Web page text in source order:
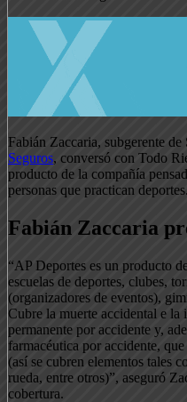
Fabián Zaccaria, subgerente de
Seguros, conversó con Todo
producto de la compañía
personas que practican deportes.
Fabián Zaccaria
“AP Deportes es un producto
escuelas de deportes, clubes,
(organizadores de eventos),
Cubre la muerte accidental e
permanente por accidente y,
farmacéutica por accidente,
(así se cubren elementos tales
rueda, entre otros)”, aseguró
cobertura.